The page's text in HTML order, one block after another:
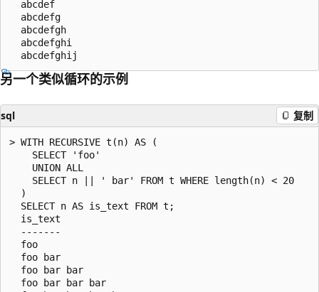
  abcdef
  abcdefg
  abcdefgh
  abcdefghi
另一个类似循环的示例
sql 复制
> WITH RECURSIVE t(n) AS (
    SELECT 'foo'
    UNION ALL
    SELECT n || ' bar' FROM t WHERE length(n) < 20
  )
  SELECT n AS is_text FROM t;
  is_text
  -------
  foo
  foo bar
  foo bar bar
  foo bar bar bar